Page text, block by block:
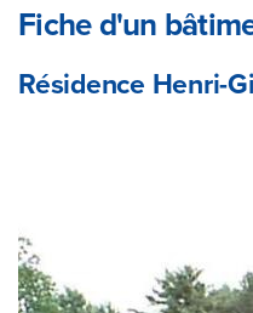
Fiche d'un
Résidence Henri-